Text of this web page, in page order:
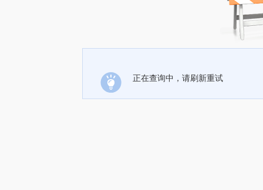
正在查询中，请刷新重试